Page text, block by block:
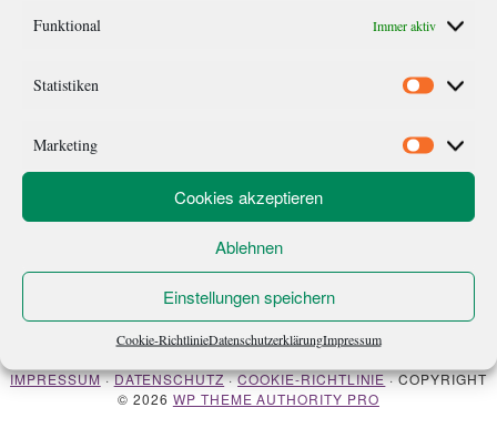
Funktional Immer aktiv
Statistiken
Marketing
Cookies akzeptieren
Ablehnen
Einstellungen speichern
Cookie-RichtlinieDatenschutzerklärungImpressum
Musemstag?“ Ein älterer Herr fragt das einen anderen Mann
der Beginn von „The big five for life“ von Autorennamen, den
ÜBER MICH NEWSLETTER
IMPRESSUM·DATENSCHUTZ·COOKIE-RICHTLINIE· COPYRIGHT
© 2026 WP THEME AUTHORITY PRO